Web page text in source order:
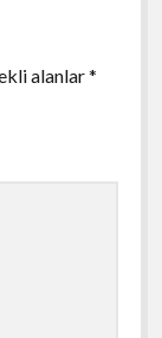
alanlar*